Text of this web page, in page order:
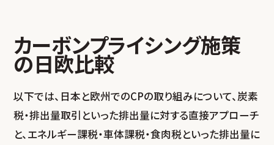
カーボンプライシング施策
の日欧比較
以下では、日本と欧州でのCPの取り組みについて、炭素
税・排出量取引といった排出量に対する直接アプローチ
と、エネルギー課税・車体課税・食肉税といった排出量に